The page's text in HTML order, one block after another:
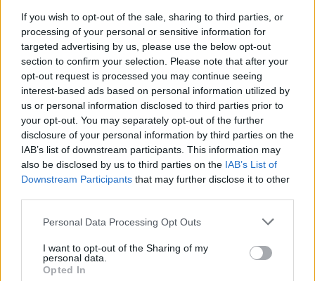
If you wish to opt-out of the sale, sharing to third parties, or
processing of your personal or sensitive information for
targeted advertising by us, please use the below opt-out
section to confirm your selection. Please note that after your
opt-out request is processed you may continue seeing
interest-based ads based on personal information utilized by
us or personal information disclosed to third parties prior to
your opt-out. You may separately opt-out of the further
disclosure of your personal information by third parties on the
IAB’s list of downstream participants. This information may
also be disclosed by us to third parties on the IAB’s List of
Downstream Participants that may further disclose it to other
Personal Data Processing Opt Outs
I want to opt-out of the Sharing of my
personal data.
Opted In